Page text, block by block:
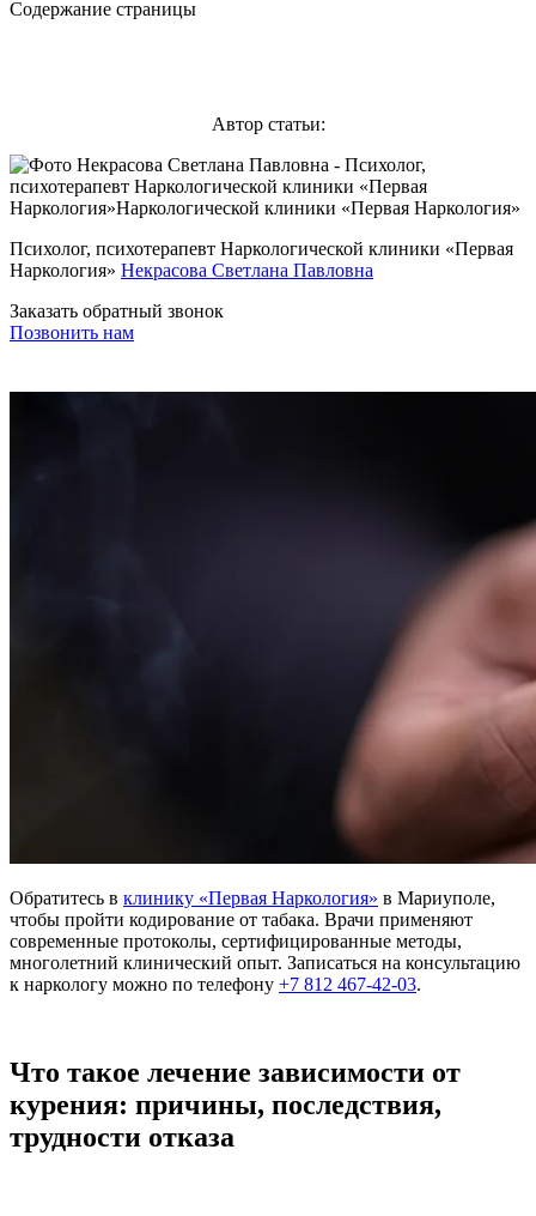
Содержание страницы
Автор статьи:
Психолог, психотерапевт Наркологической клиники «Первая
Наркология» Некрасова Светлана Павловна
Заказать обратный звонок
Позвонить нам
Обратитесь в клинику «Первая Наркология» в Мариуполе,
чтобы пройти кодирование от табака. Врачи применяют
современные протоколы, сертифицированные методы,
многолетний клинический опыт. Записаться на консультацию
к наркологу можно по телефону +7 812 467-42-03.
Что такое лечение зависимости от
курения: причины, последствия,
трудности отказа